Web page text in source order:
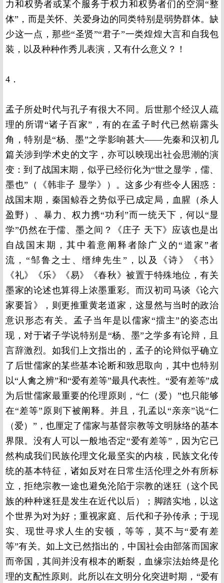
力和权势者或某个服务于权力和权势者们的空洞“整
体”，而是关怀、关爱身边的同类特别是弱势群体。缺
少这一点，那些“圣贤”“君子”一类煌煌大言和自我包
装，以及种种作秀儿表演，又有什么意义？！
4．
孟子所处时代与孔子有很大不同。后世那个经汉人疏
理的所谓“诸子百家”，有的在孟子时代已然崭露头
角，特别是“杨、墨”之学影响甚大——先秦和汉初几
篇关涉到学术史的文字，亦可以映现出社会思潮的演
变：到了战国末期，似乎已经衍化为“世之显学，儒、
墨也”（《韩非子 显学》）。这多少有些令人困惑：
战国末期，秦国鲸吞之势似乎已成定局，血腥（杀人
盈野）、暴力、权力携“功利”而一统天下，何以“显
学”仍然在于儒、墨之间？《庄子 天下》应该也是出
自战国末期，其中着意阐释者除广义的“道家”者
流，“邹鲁之士、缙绅先生”，以及《诗》《书》
《礼》《乐》《易》《春秋》被置于特殊地位，有关
墨家的论述也算得上浓墨重彩。而汉初司马谈《论六
家要旨》，则更推重黄老道家，这显然与当时的政治
意识形态有关。孟子当年是以儒家“擂主”的姿态出
现，对于诸子学说特别是“杨、墨”之学多有论辩，且
言辞激烈。如我们上文指出的，孟子的论辩似乎确立
了后世儒家的某些基本论断和致思取向，其中也特别
以“人禽之辨”和“爱有差等”最具代表性。“爱有差等”成
为后世儒家最重要的伦理原则，“仁（爱）”也只能够
在“差等”原则下被阐释。并且，孔孟以“亲亲”说“仁
（爱）”，也厘定了儒家与基督宗教等文明脉络的基本
界限。没有人可以一般地否定“爱有差等”，因为它已
然构成我们民族伦理文化最坚实的内核，民族文化传
统的基本特征，诸如反对在日常生活伦理之外有所标
立，拒绝宗教一途也避免沦陷于宗教的迷狂（这个民
族的种种迷狂是发生在近代以后）；脚踏实地，以这
个世界为对为好；重视家庭、后代和子孙传承；于现
实、现世寻求人生的安顿，等等，莫不与“爱有差
等”有关。如上文已然指出的，中国社会由部落而国家
而帝国，其间并没有根本的断裂，血缘宗法始终是伦
理的支配性原则。此所以在文明分化突进时期，“爱有